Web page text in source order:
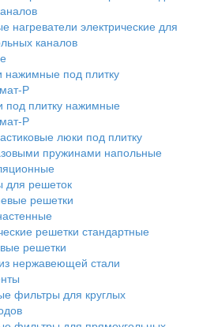
нагреватели электрические для
каналов
под плитку
Р
под плитку нажимные
Р
люки под плитку
пружинами напольные
для решеток
решетки
решетки стандартные
решетки
нержавеющей стали
фильтры для круглых